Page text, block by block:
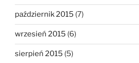
październik 2015 (7)
wrzesień 2015 (6)
sierpień 2015 (5)